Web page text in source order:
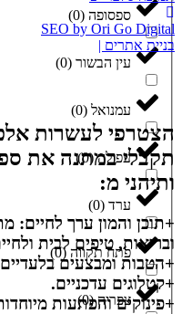
ספסופה (
0
)
עין הבשור (
0
)
עמנואל (
0
)
עפולה(
0
)
ערד (
0
)
פתח תקווה (
0
)
צפריה(
0
)
SEO by Ori Go Digital
בניית אתרים |
הצטרפי לעשרות
תקבלי במתנה את
ותיהני מ:
+תוכן והמון ערך לחיים:
ובריאות, טיפים לבית
+הטבות ומבצעים
+קטלוגים עדכניים.
+פינוקים והפתעות